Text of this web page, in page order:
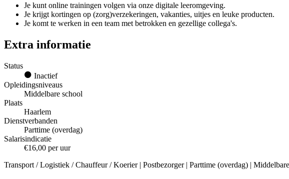
Je kunt online trainingen volgen via onze digitale leeromgeving.
Je krijgt kortingen op (zorg)verzekeringen, vakanties, uitjes en leuke producten.
Je komt te werken in een team met betrokken en gezellige collega's.
Extra informatie
Status
Inactief
Opleidingsniveaus
Middelbare school
Plaats
Haarlem
Dienstverbanden
Parttime (overdag)
Salarisindicatie
€16,00 per uur
Transport / Logistiek / Chauffeur / Koerier | Postbezorger | Parttime (overdag) |